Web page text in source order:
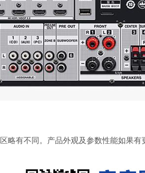
略有不同。产品外观及参数性能如果有